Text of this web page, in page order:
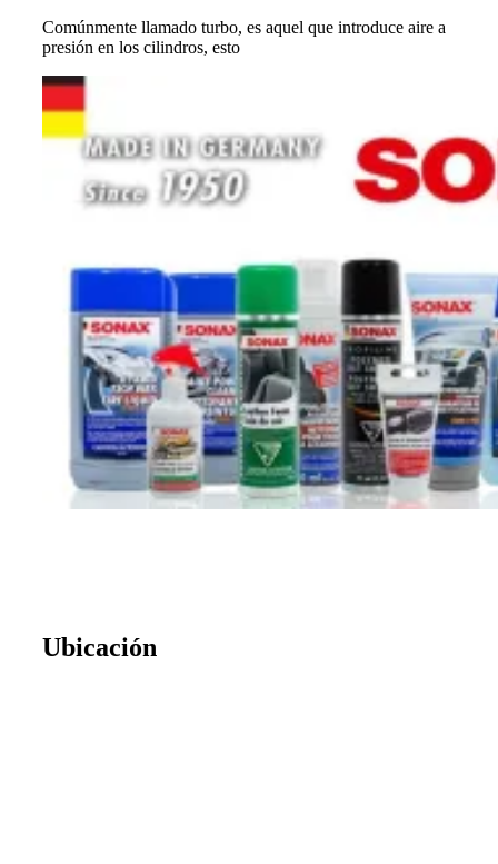
Comúnmente llamado turbo, es aquel que introduce aire a
presión en los cilindros, esto
Ubicación